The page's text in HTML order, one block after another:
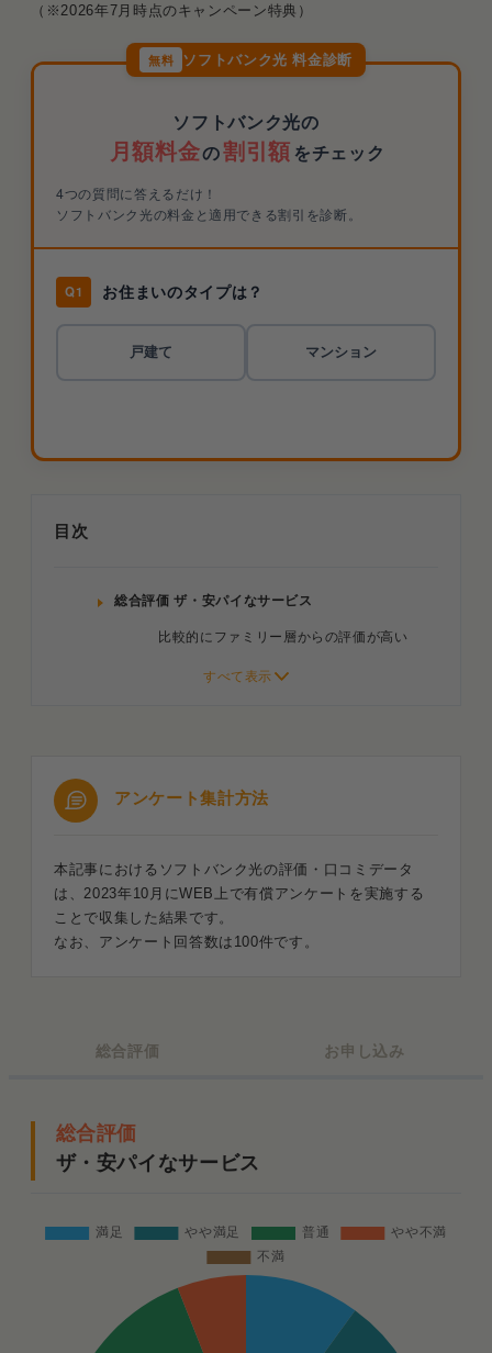
（※2026年7月時点のキャンペーン特典）
無料 ソフトバンク光 料金診断
ソフトバンク光の
月額料金の割引額 をチェック
4つの質問に答えるだけ！
ソフトバンク光の料金と適用できる割引を診断。
Q1 お住まいのタイプは？
戸建て マンション
目次
総合評価 ザ・安パイなサービス
比較的にファミリー層からの評価が高い
2人暮らしをしている人にとっては“普通”
特典・キャンペーンの評価 とにかく普通！良くも悪
くもない
開通手続きに関する評価 工事で待たされないからラ
まとめ．ソフトバンク光の評価は“おおむね良好”
アンケート集計方法
本記事におけるソフトバンク光の評価・口コミデータ
は、2023年10月にWEB上で有償アンケートを実施する
ことで収集した結果です。
なお、アンケート回答数は100件です。
総合評価 お申し込み
総合評価
ザ・安パイなサービス